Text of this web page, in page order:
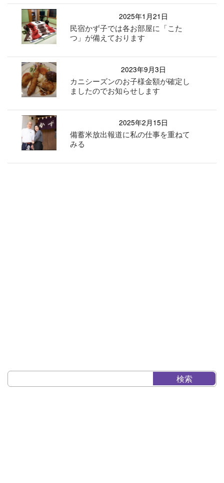
2025年1月21日
民宿かず子では各お部屋に「こた
つ」が備えております
2023年9月3日
カニシーズンのお子様金額が確定し
ましたのでお知らせします
2025年2月15日
備蓄米放出報道に私の仕事を重ねて
みる